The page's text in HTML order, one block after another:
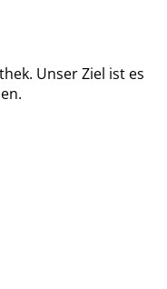
Unser Ziel ist es